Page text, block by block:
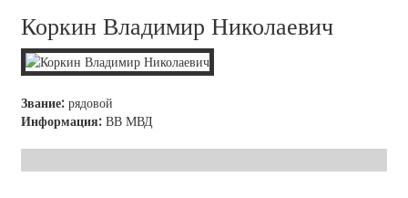
Коркин Владимир Николаевич
Звание: рядовой
Информация: ВВ МВД